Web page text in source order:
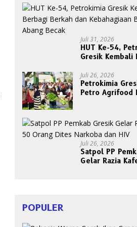
Upaya Evakuasi
Juli 31, 2026
HUT Ke-54,
Gresik Kembali
Bersama Abang
Juli 26, 2026
Petrokimia
Petro Agrifood
Sayuran
Juli 26, 2026
Satpol PP
Gelar Razia
POPULER